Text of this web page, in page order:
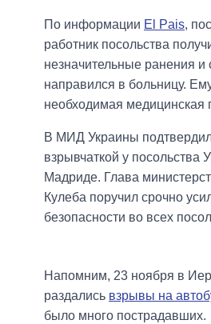
По информации El Pais,
работник посольства
незначительные ранения и
направился в больницу.
необходимая медицинская
В МИД Украины
взрывчаткой у посольства
Мадриде. Глава
Кулеба поручил срочно
безопасности во всех
Напомним, 23 ноября в
раздались взрывы на
было много пострадавших.